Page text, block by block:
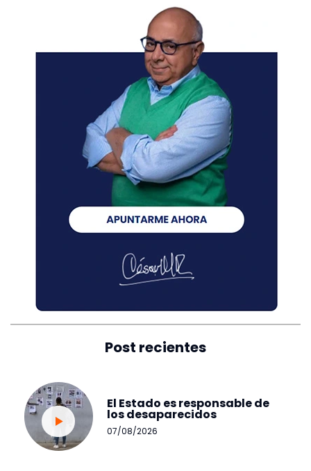
Post recientes
El Estado es responsable de
los desaparecidos
07/08/2026